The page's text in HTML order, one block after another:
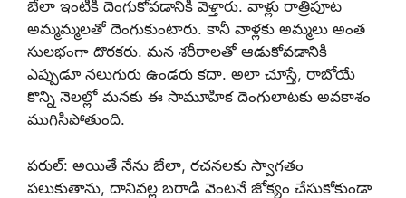
బేలా ఇంటికి దెంగుకోవడానికి వెళ్తారు. వాళ్లు రాత్రిపూట
అమ్మమ్మలతో దెంగుకుంటారు. కానీ వాళ్లకు అమ్మలు అంత
సులభంగా దొరకరు. మన శరీరాలతో ఆడుకోవడానికి
ఎప్పుడూ నలుగురు ఉండరు కదా. అలా చూస్తే, రాబోయే
కొన్ని నెలల్లో మనకు ఈ సామూహిక దెంగులాటకు అవకాశం
ముగిసిపోతుంది.
పరుల్: అయితే నేను బేలా, రచనలకు స్వాగతం
పలుకుతాను, దానివల్ల బరాడి వెంటనే జోక్యం చేసుకోకుండా